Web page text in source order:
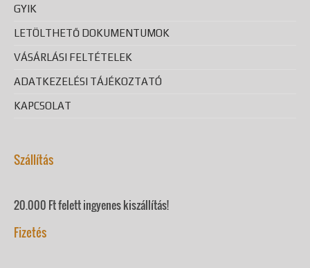
GYIK
LETÖLTHETŐ DOKUMENTUMOK
VÁSÁRLÁSI FELTÉTELEK
ADATKEZELÉSI TÁJÉKOZTATÓ
KAPCSOLAT
Szállítás
20.000 Ft felett ingyenes kiszállítás!
Fizetés